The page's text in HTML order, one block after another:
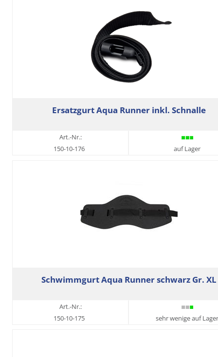
Ersatzgurt Aqua Runner inkl. Schnalle
Art.-Nr.:
150-10-176
auf Lager
Schwimmgurt Aqua Runner schwarz Gr. XL
Art.-Nr.:
150-10-175
sehr wenige auf Lager